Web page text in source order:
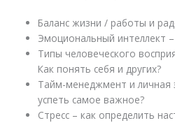
Баланс жизни / работы и
Эмоциональный интеллект
Типы человеческого
Как понять себя и других?
Тайм-менеджмент и личная
успеть самое важное?
Стресс – как определить